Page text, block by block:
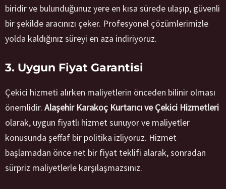
biridir ve bulunduğunuz yere en kısa sürede ulaşıp, güvenli
bir şekilde aracınızı çeker. Profesyonel çözümlerimizle
yolda kaldığınız süreyi en aza indiriyoruz.
3. Uygun Fiyat Garantisi
Çekici hizmeti alırken maliyetlerin önceden bilinir olması
önemlidir. Alaşehir Karakoç Kurtarıcı ve Çekici Hizmetleri
olarak, uygun fiyatlı hizmet sunuyor ve maliyetler
konusunda şeffaf bir politika izliyoruz. Hizmet
başlamadan önce net bir fiyat teklifi alarak, sonradan
sürpriz maliyetlerle karşılaşmazsınız.